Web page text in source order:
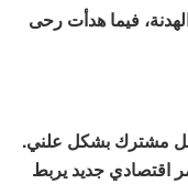
في اليمن شهرها الـ18 من الهدنة، فيما هدأت رحى
عمل مشترك بشكل علني.
اقتصادي جديد يربط